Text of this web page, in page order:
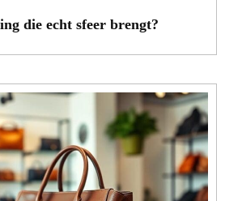
die echt sfeer brengt?